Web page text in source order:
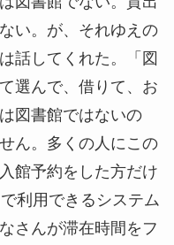
い。が、それゆえの
話してくれた。「図
選んで、借りて、お
図書館ではないの
ん。多くの人にこの
館予約をした方だけ
利用できるシステム
さんが滞在時間をフ